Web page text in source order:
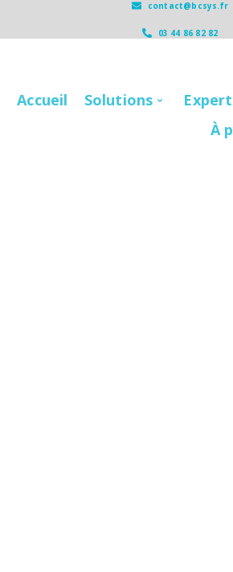
contact@bcsys.fr
03 44 86 82 82
Accueil Solutions
À